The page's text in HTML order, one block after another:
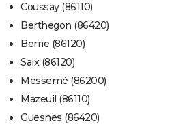
Coussay (86110)
Berthegon (86420)
Berrie (86120)
Saix (86120)
Messemé (86200)
Mazeuil (86110)
Guesnes (86420)